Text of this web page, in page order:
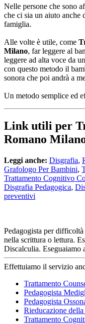
Nelle persone che sono
che ci sia un aiuto anche
famiglia.
Alle volte è utile, come
Milano, far leggere al
leggere ad alta voce da
con questo metodo il
sonora che poi andrà a
Un metodo semplice ed
Link utili per
Romano
Leggi anche: Disgrafia,
Grafologo Per Bambini,
Trattamento Cognitivo
Disgrafia Pedagogica,
preventivi
Pedagogista per
nella scrittura o lettura.
Discalculia. Eseguaiamo
Effettuiamo il servizio
Trattamento
Pedagogista
Pedagogista
Rieducazione
Trattamento